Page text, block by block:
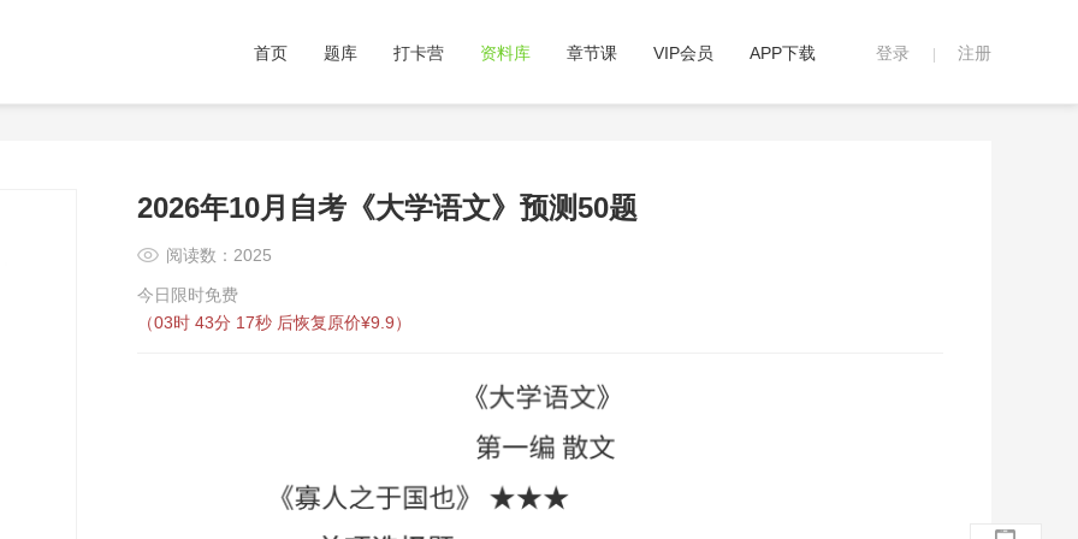
登录 注册
首页 题库 打卡营 资料库 章节课 VIP会员 APP下载
2026年10月自考《大学语文》预测50题
阅读数：2025
今日限时免费
（03时 43分 17秒 后恢复原价¥9.9）